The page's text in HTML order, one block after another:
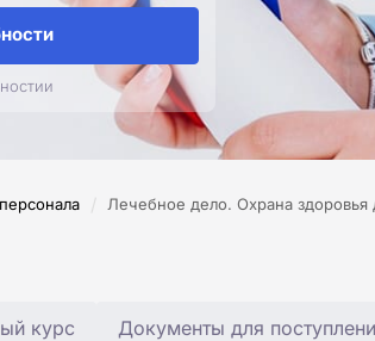
/ Лечебное дело. Охрана здоровья
курс Документы для